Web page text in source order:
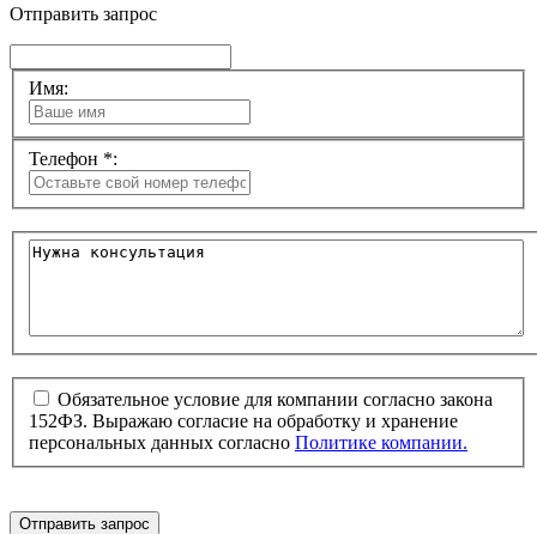
Отправить запрос
Имя:
Телефон *:
Обязательное условие для компании согласно закона
152ФЗ. Выражаю согласие на обработку и хранение
персональных данных согласно Политике компании.
Отправить запрос